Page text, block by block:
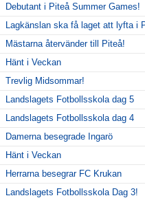
Debutant i Piteå Summer Games!
Lagkänslan ska få laget att lyfta i
Mästarna återvänder till Piteå!
Hänt i Veckan
Trevlig Midsommar!
Landslagets Fotbollsskola dag 5
Landslagets Fotbollsskola dag 4
Damerna besegrade Ingarö
Hänt i Veckan
Herrarna besegrar FC Krukan
Landslagets Fotbollsskola Dag 3!